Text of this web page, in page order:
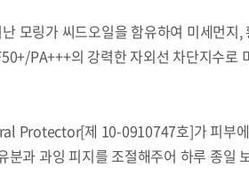
모링가 씨드오일을 함유하여 미세먼
PA+++의 강력한 자외선 차단지수로
Protector[제 10-0910747호]가 피부
분과 과잉 피지를 조절해주어 하루 종일